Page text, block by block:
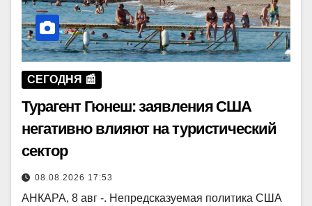
СЕГОДНЯ 📰
Турагент Гюнеш: заявления США
негативно влияют на туристический
сектор
08.08.2026 17:53
АНКАРА, 8 авг -. Непредсказуемая политика США